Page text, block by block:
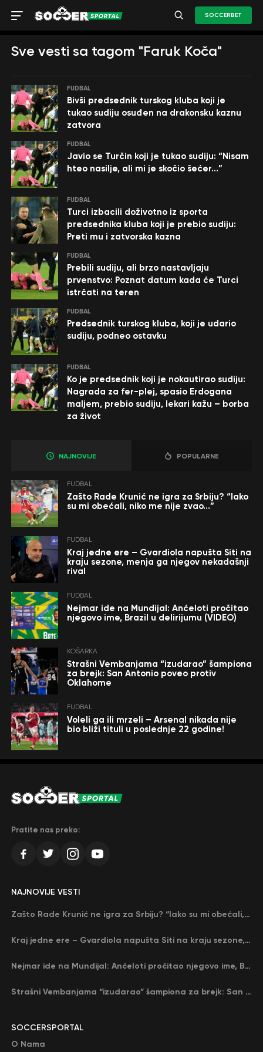
SOCCERBET
Sve vesti sa tagom "Faruk Koča"
FUDBAL
Bivši predsednik turskog kluba koji je
tukao sudiju osuđen na drakonsku kaznu
zatvora
FUDBAL
Javio se Turčin koji je tukao sudiju: “Nisam
hteo nasilje, ali mi je skočio šećer…”
FUDBAL
Turci izbacili doživotno iz sporta
predsednika kluba koji je prebio sudiju:
Preti mu i zatvorska kazna
FUDBAL
Prebili sudiju, ali brzo nastavljaju
prvenstvo: Poznat datum kada će Turci
istrčati na teren
FUDBAL
Predsednik turskog kluba, koji je udario
sudiju, podneo ostavku
FUDBAL
Ko je predsednik koji je nokautirao sudiju:
Nagrada za fer-plej, spasio Erdogana
maljem, prebio sudiju, lekari kažu – borba
za život
NAJNOVIJE POPULARNE
FUDBAL
Zašto Rade Krunić ne igra za Srbiju? “Iako
su mi obećali, niko me nije zvao…”
FUDBAL
Kraj jedne ere – Gvardiola napušta Siti na
kraju sezone, menja ga njegov nekadašnji
rival
FUDBAL
Nejmar ide na Mundijal: Anćeloti pročitao
njegovo ime, Brazil u delirijumu (VIDEO)
KOŠARKA
Strašni Vembanjama “izudarao” šampiona
za brejk: San Antonio poveo protiv
Oklahome
FUDBAL
Voleli ga ili mrzeli – Arsenal nikada nije
bio bliži tituli u poslednje 22 godine!
Pratite nas preko:
SOCCERSPORTAL
O Nama
NAJNOVIJE VESTI
Zašto Rade Krunić ne igra za Srbiju? “Iako su mi obećali, niko me nije zvao…”
Kraj jedne ere – Gvardiola napušta Siti na kraju sezone, menja ga njegov nekadašnji rival
Nejmar ide na Mundijal: Anćeloti pročitao njegovo ime, Brazil u delirijumu (VIDEO)
Strašni Vembanjama “izudarao” šampiona za brejk: San Antonio poveo protiv Oklahome